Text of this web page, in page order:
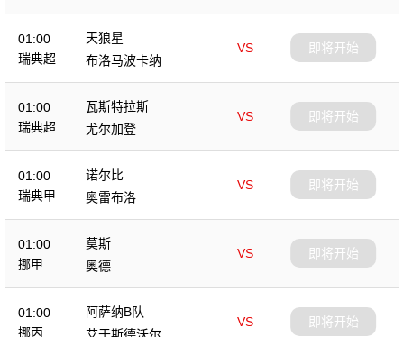
01:00
瑞典超
天狼星
VS
布洛马波卡纳
即将开始
01:00
瑞典超
瓦斯特拉斯
VS
尤尔加登
即将开始
01:00
瑞典甲
诺尔比
VS
奥雷布洛
即将开始
01:00
挪甲
莫斯
VS
奥德
即将开始
01:00
挪丙
阿萨纳B队
VS
即将开始